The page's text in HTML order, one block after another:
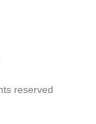
reserved